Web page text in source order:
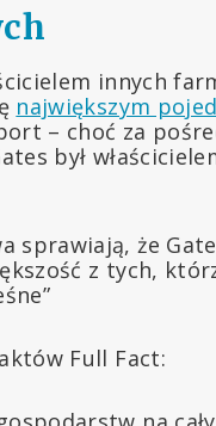
innych
największym
– choć za
był
sprawiają, że
z tych,
Full Fact: